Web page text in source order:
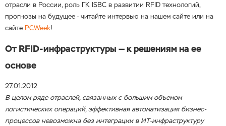
отрасли в России, роль ГК ISBC в развитии RFID технологий,
прогнозы на будущее - читайте интервью на нашем сайте или на
сайте PCWeek!
От RFID-инфраструктуры — к решениям на ее
основе
27.01.2012
В целом ряде отраслей, связанных с большим объемом
логистических операций, эффективная автоматизация бизнес-
процессов невозможна без интеграции в ИТ-инфраструктуру